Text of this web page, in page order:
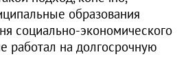
образования
социально-экономического
работал на долгосрочную